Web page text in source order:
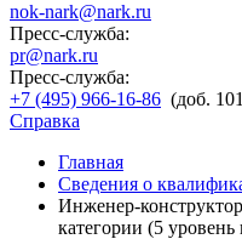
nok-nark@nark.ru
Пресс-служба:
pr@nark.ru
Пресс-служба:
+7 (495) 966-16-86 (доб.
Справка
Главная
Сведения о
Инженер-
категории (5